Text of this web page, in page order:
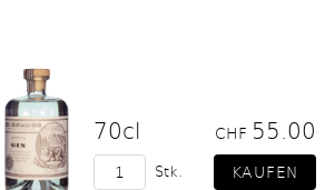
70cl CHF 55.00
Stk.